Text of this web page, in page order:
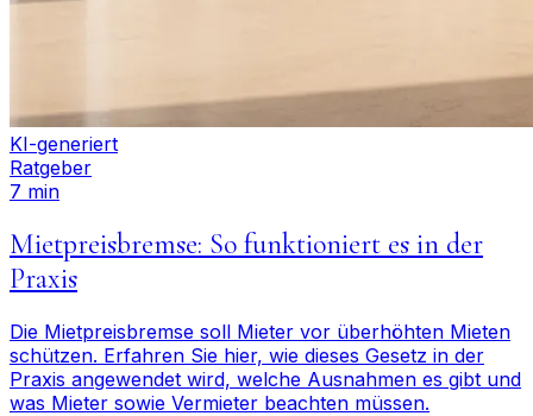
KI-generiert
Ratgeber
7 min
Mietpreisbremse: So funktioniert es in der
Praxis
Die Mietpreisbremse soll Mieter vor überhöhten Mieten
schützen. Erfahren Sie hier, wie dieses Gesetz in der
Praxis angewendet wird, welche Ausnahmen es gibt und
was Mieter sowie Vermieter beachten müssen.